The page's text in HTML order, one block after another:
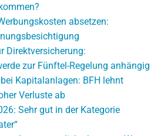
absetzen:
Direktversicherung:
zur Fünftel-Regelung anhängig
Kapitalanlagen: BFH lehnt
Verluste ab
Sehr gut in der Kategorie